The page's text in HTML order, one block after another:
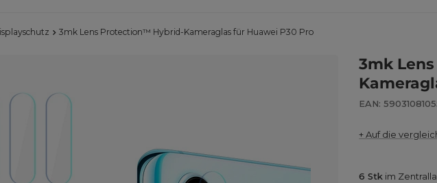
3mk Lens Protection™ Hybrid-Kameraglas für Huawei P30 Pro
3mk
EAN:
+ Auf die
6 Stk im